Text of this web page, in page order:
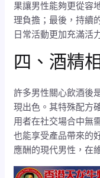
果讓男性能夠更從容
理負擔；最後，持續
日常活動更加充滿活
四、酒精
許多男性關心飲酒後
現出色。其特殊配方
用者在社交場合中無
也能享受產品帶來的
應酬的現代男性，在